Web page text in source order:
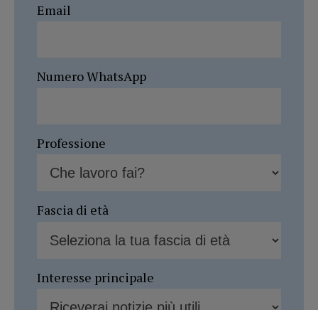
Email
Numero WhatsApp
Professione
Fascia di età
Interesse principale